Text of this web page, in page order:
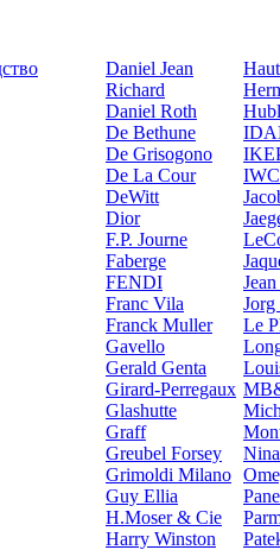
Daniel Jean
Richard
Daniel Roth
De Bethune
De Grisogono
De La Cour
DeWitt
Dior
F.P. Journe
Faberge
FENDI
Franc Vila
Franck Muller
Gavello
Gerald Genta
Girard-Perregaux
Glashutte
Graff
Greubel Forsey
Grimoldi Milano
Guy Ellia
H.Moser & Cie
Harry Winston
IWC
Le